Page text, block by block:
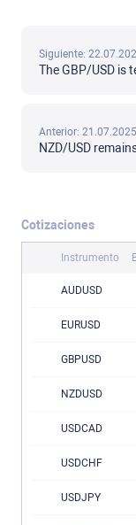
Siguiente:
The GBP/USD is
Anterior: 21.07.2025
NZD/USD
Cotizaciones
Instrumento
AUDUSD
EURUSD
GBPUSD
NZDUSD
USDCAD
USDCHF
USDJPY